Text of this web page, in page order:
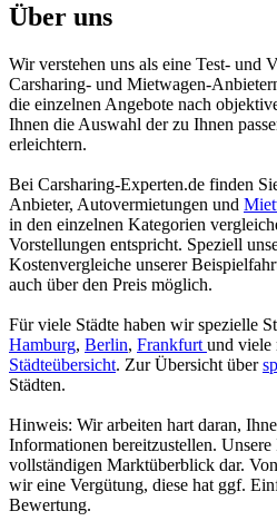
Über uns
Wir verstehen uns als eine Test- und
Carsharing- und Mietwagen-
die einzelnen Angebote nach
Ihnen die Auswahl der zu Ihnen
erleichtern.
Bei Carsharing-Experten.de finden
Anbieter, Autovermietungen und
in den einzelnen Kategorien
Vorstellungen entspricht. Speziell
Kostenvergleiche unserer
auch über den Preis möglich.
Für viele Städte haben wir spezielle
Hamburg, Berlin, Frankfurt und viele
Städteübersicht. Zur Übersicht über
Städten.
Hinweis: Wir arbeiten hart daran,
Informationen bereitzustellen.
vollständigen Marktüberblick dar.
wir eine Vergütung, diese hat ggf.
Bewertung.